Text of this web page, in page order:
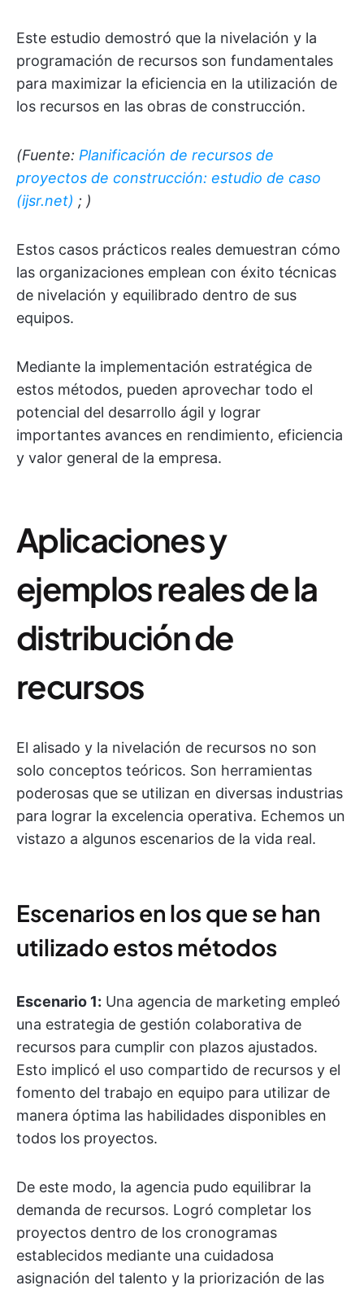
Este estudio demostró que la nivelación y la
programación de recursos son fundamentales
para maximizar la eficiencia en la utilización de
los recursos en las obras de construcción.
(Fuente: Planificación de recursos de
proyectos de construcción: estudio de caso
(ijsr.net) ; )
Estos casos prácticos reales demuestran cómo
las organizaciones emplean con éxito técnicas
de nivelación y equilibrado dentro de sus
equipos.
Mediante la implementación estratégica de
estos métodos, pueden aprovechar todo el
potencial del desarrollo ágil y lograr
importantes avances en rendimiento, eficiencia
y valor general de la empresa.
Aplicaciones y
ejemplos reales de la
distribución de
recursos
El alisado y la nivelación de recursos no son
solo conceptos teóricos. Son herramientas
poderosas que se utilizan en diversas industrias
para lograr la excelencia operativa. Echemos un
vistazo a algunos escenarios de la vida real.
Escenarios en los que se han
utilizado estos métodos
Escenario 1: Una agencia de marketing empleó
una estrategia de gestión colaborativa de
recursos para cumplir con plazos ajustados.
Esto implicó el uso compartido de recursos y el
fomento del trabajo en equipo para utilizar de
manera óptima las habilidades disponibles en
todos los proyectos.
De este modo, la agencia pudo equilibrar la
demanda de recursos. Logró completar los
proyectos dentro de los cronogramas
establecidos mediante una cuidadosa
asignación del talento y la priorización de las